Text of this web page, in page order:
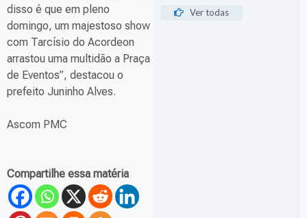
disso é que em pleno
domingo, um majestoso show
com Tarcísio do Acordeon
arrastou uma multidão a Praça
de Eventos”, destacou o
prefeito Juninho Alves.
Ascom PMC
Compartilhe essa matéria
Ver todas